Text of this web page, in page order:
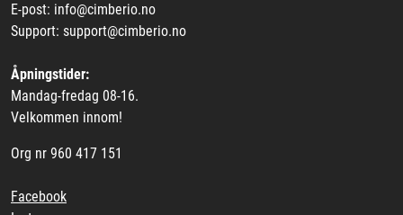
E-post: info@cimberio.no
Support: support@cimberio.no
Åpningstider:
Mandag-fredag 08-16.
Velkommen innom!
Org nr 960 417 151
Facebook